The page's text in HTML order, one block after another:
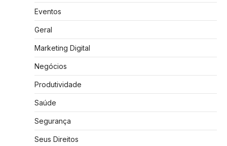
Eventos
Geral
Marketing Digital
Negócios
Produtividade
Saúde
Segurança
Seus Direitos